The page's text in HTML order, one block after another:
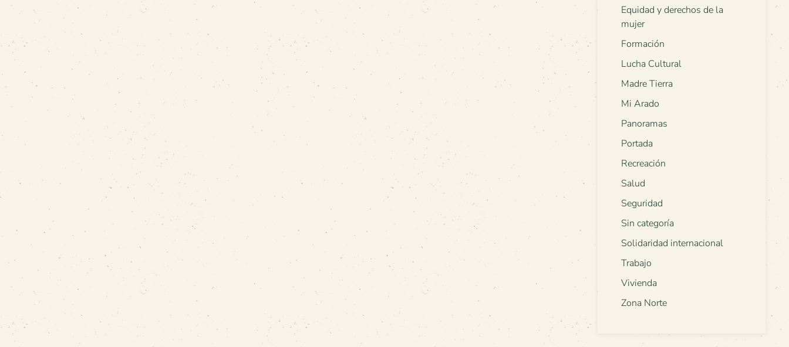
Equidad y derechos de la
mujer
Formación
Lucha Cultural
Madre Tierra
Mi Arado
Panoramas
Portada
Recreación
Salud
Seguridad
Sin categoría
Solidaridad internacional
Trabajo
Vivienda
Zona Norte